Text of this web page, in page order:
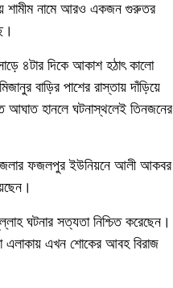
শামীম নামে আরও একজন গুরুতর
৪টার দিকে আকাশ হঠাৎ কালো
বাড়ির পাশের রাস্তায় দাঁড়িয়ে
আঘাত হানলে ঘটনাস্থলেই তিনজনের
ফজলপুর ইউনিয়নে আলী আকবর
ঘটনার সত্যতা নিশ্চিত করেছেন।
এলাকায় এখন শোকের আবহ বিরাজ